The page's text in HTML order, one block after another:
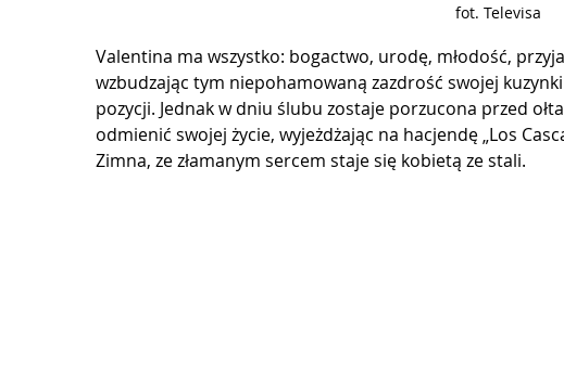
fot. Televisa
Valentina ma wszystko: bogactwo, urodę, młodość,
wzbudzając tym niepohamowaną zazdrość swojej
pozycji. Jednak w dniu ślubu zostaje porzucona przed
odmienić swojej życie, wyjeżdżając na hacjendę „Los
Zimna, ze złamanym sercem staje się kobietą ze stali.